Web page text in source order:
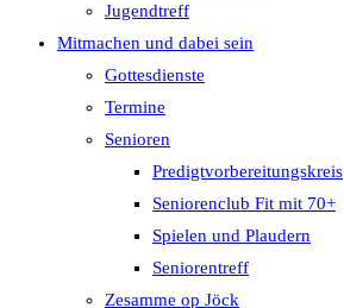
Jugendtreff
Mitmachen und dabei sein
Gottesdienste
Termine
Senioren
Predigtvorbereitungskreis
Seniorenclub Fit mit 70+
Spielen und Plaudern
Seniorentreff
Zesamme op Jöck